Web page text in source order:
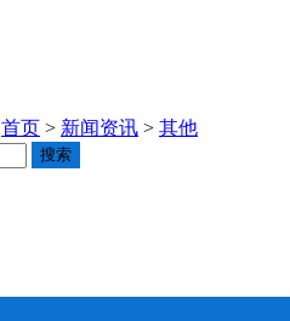
首页 > 新闻资讯 > 其他
搜索